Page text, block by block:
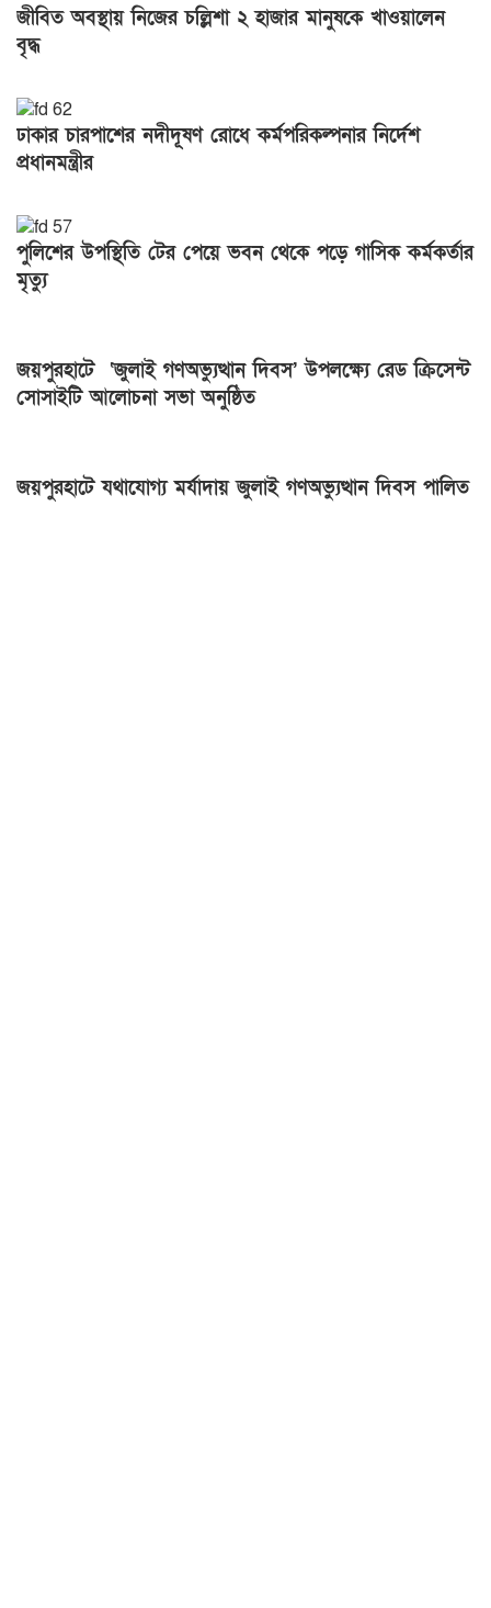
জীবিত অবস্থায় নিজের চল্লিশা ২ হাজার মানুষকে খাওয়ালেন
বৃদ্ধ
ঢাকার চারপাশের নদীদূষণ রোধে কর্মপরিকল্পনার নির্দেশ
প্রধানমন্ত্রীর
পুলিশের উপস্থিতি টের পেয়ে ভবন থেকে পড়ে গাসিক কর্মকর্তার
মৃত্যু
জয়পুরহাটে ‘জুলাই গণঅভ্যুত্থান দিবস’ উপলক্ষ্যে রেড ক্রিসেন্ট
সোসাইটি আলোচনা সভা অনুষ্ঠিত
জয়পুরহাটে যথাযোগ্য মর্যাদায় জুলাই গণঅভ্যুত্থান দিবস পালিত